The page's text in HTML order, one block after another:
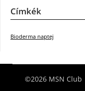
Címkék
Bioderma naptej
©2026 MSN Club